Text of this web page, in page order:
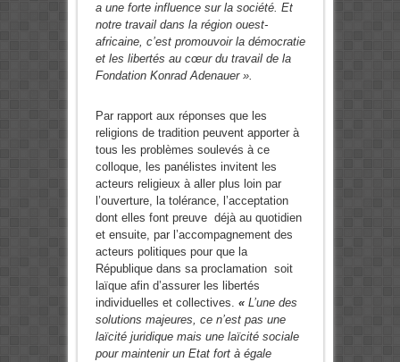
a une forte influence sur la société. Et
notre travail dans la région ouest-
africaine, c’est promouvoir la démocratie
et les libertés au cœur du travail de la
Fondation Konrad Adenauer ».
Par rapport aux réponses que les
religions de tradition peuvent apporter à
tous les problèmes soulevés à ce
colloque, les panélistes invitent les
acteurs religieux à aller plus loin par
l’ouverture, la tolérance, l’acceptation
dont elles font preuve déjà au quotidien
et ensuite, par l’accompagnement des
acteurs politiques pour que la
République dans sa proclamation soit
laïque afin d’assurer les libertés
individuelles et collectives. « L’une des
solutions majeures, ce n’est pas une
laïcité juridique mais une laïcité sociale
pour maintenir un Etat fort à égale